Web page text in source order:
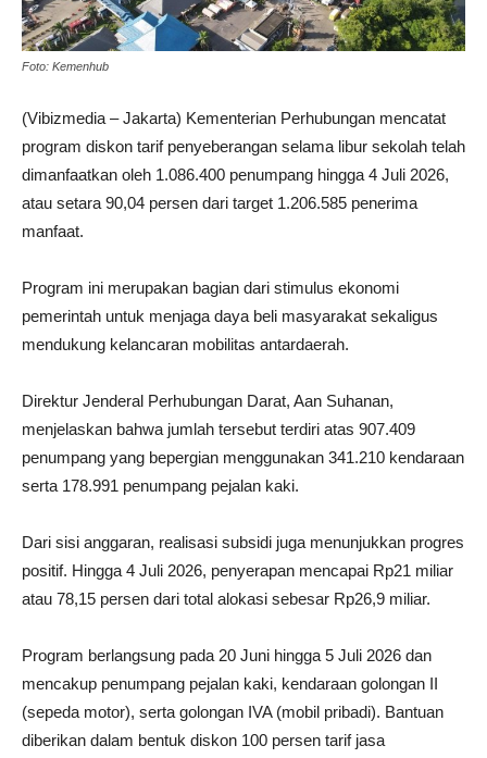
Foto: Kemenhub
(Vibizmedia – Jakarta) Kementerian Perhubungan mencatat
program diskon tarif penyeberangan selama libur sekolah telah
dimanfaatkan oleh 1.086.400 penumpang hingga 4 Juli 2026,
atau setara 90,04 persen dari target 1.206.585 penerima
manfaat.
Program ini merupakan bagian dari stimulus ekonomi
pemerintah untuk menjaga daya beli masyarakat sekaligus
mendukung kelancaran mobilitas antardaerah.
Direktur Jenderal Perhubungan Darat, Aan Suhanan,
menjelaskan bahwa jumlah tersebut terdiri atas 907.409
penumpang yang bepergian menggunakan 341.210 kendaraan
serta 178.991 penumpang pejalan kaki.
Dari sisi anggaran, realisasi subsidi juga menunjukkan progres
positif. Hingga 4 Juli 2026, penyerapan mencapai Rp21 miliar
atau 78,15 persen dari total alokasi sebesar Rp26,9 miliar.
Program berlangsung pada 20 Juni hingga 5 Juli 2026 dan
mencakup penumpang pejalan kaki, kendaraan golongan II
(sepeda motor), serta golongan IVA (mobil pribadi). Bantuan
diberikan dalam bentuk diskon 100 persen tarif jasa